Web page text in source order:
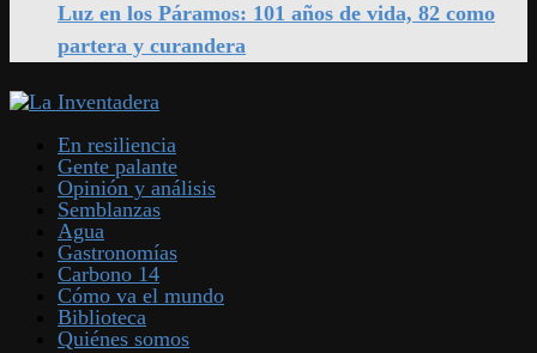
Luz en los Páramos: 101 años de vida, 82 como
partera y curandera
En resiliencia
Gente palante
Opinión y análisis
Semblanzas
Agua
Gastronomías
Carbono 14
Cómo va el mundo
Biblioteca
Quiénes somos